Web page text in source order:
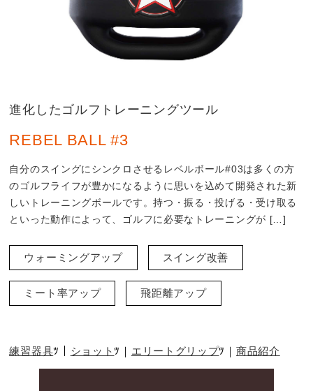
進化したゴルフトレーニングツール
REBEL BALL #3
自分のスイングにシンクロさせるレベルボール#03は多くの方
のゴルフライフが豊かになるように思いを込めて開発された新
しいトレーニングボールです。持つ・振る・投げる・受け取る
といった動作によって、ゴルフに必要なトレーニングが […]
ウォーミングアップ スイング改善
ミート率アップ 飛距離アップ
練習器具 ショット エリートグリップ 商品紹介